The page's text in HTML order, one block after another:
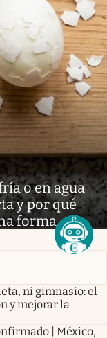
o en agua
y por qué
forma
ni gimnasio: el
y mejorar la
| México,